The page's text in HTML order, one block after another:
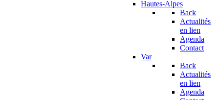
Hautes-Alpes
Back
Actualités
en lien
Agenda
Contact
Var
Back
Actualités
en lien
Agenda